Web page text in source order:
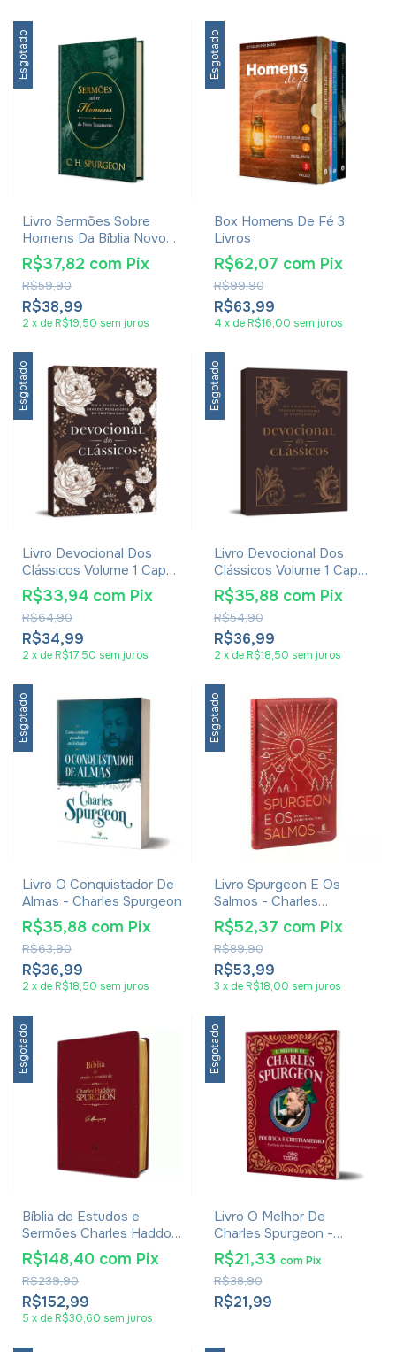
Esgotado
Livro Sermões Sobre
Homens Da Bíblia Novo
Testamento - C. H.
Spurgeon
R$38,99
R$59,90
R$37,82 com Pix
2 x de R$19,50 sem juros
Esgotado
Box Homens De Fé 3
Livros
R$63,99
R$99,90
R$62,07 com Pix
4 x de R$16,00 sem juros
Esgotado
Livro Devocional Dos
Clássicos Volume 1 Capa
Floral
R$34,99
R$64,90
R$33,94 com Pix
2 x de R$17,50 sem juros
Esgotado
Livro Devocional Dos
Clássicos Volume 1 Capa
Ornamentos
R$36,99
R$54,90
R$35,88 com Pix
2 x de R$18,50 sem juros
Esgotado
Livro O Conquistador De
Almas - Charles Spurgeon
R$36,99
R$63,90
R$35,88 com Pix
2 x de R$18,50 sem juros
Esgotado
Livro Spurgeon E Os
Salmos - Charles
Spurgeon - Capa De
Couro
R$53,99
R$89,90
R$52,37 com Pix
3 x de R$18,00 sem juros
Esgotado
Bíblia de Estudos e
Sermões Charles Haddon
Spurgeon Bordô NVT
R$152,99
R$239,90
R$148,40 com Pix
5 x de R$30,60 sem juros
Esgotado
Livro O Melhor De
Charles Spurgeon -
Política E Cristianismo
R$21,99
R$38,90
R$21,33 com Pix